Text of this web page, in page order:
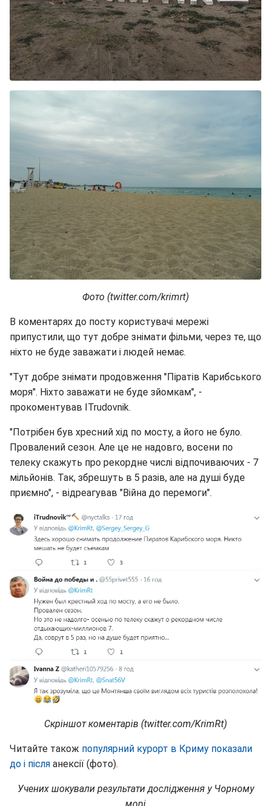
Фото (twitter.com/krimrt)
В коментарях до посту користувачі мережі
припустили, що тут добре знімати фільми, через те, що
ніхто не буде заважати і людей немає.
"Тут добре знімати продовження "Піратів Карибського
моря". Ніхто заважати не буде зйомкам", -
прокоментував ITrudovnik.
"Потрібен був хресний хід по мосту, а його не було.
Провалений сезон. Але це не надовго, восени по
телеку скажуть про рекордне числі відпочиваючих - 7
мільйонів. Так, збрешуть в 5 разів, але на душі буде
приємно", - відреагував "Війна до перемоги".
Скріншот коментарів (twitter.com/KrimRt)
Читайте також популярний курорт в Криму показали
до і після анексії (фото).
Учених шокували результати дослідження у Чорному